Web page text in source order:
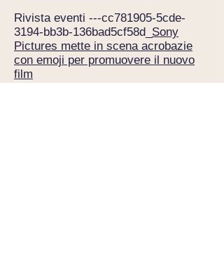
Rivista eventi ---cc781905-5cde-
3194-bb3b-136bad5cf58d_ Sony
Pictures mette in scena acrobazie
con emoji per promuovere il nuovo
film